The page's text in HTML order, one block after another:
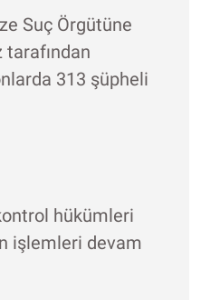
Suç Örgütüne
tarafından
313 şüpheli
hükümleri
işlemleri devam